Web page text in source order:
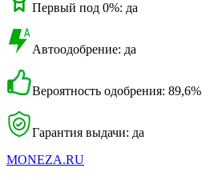
Первый под 0%: да
Автоодобрение: да
Вероятность одобрения: 89,6%
Гарантия выдачи: да
MONEZA.RU